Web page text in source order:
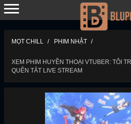
MỌT CHILL PHIM NHẬT
XEM PHIM HUYỀN THOẠI VTUBER: TÔI
QUÊN TẮT LIVE STREAM